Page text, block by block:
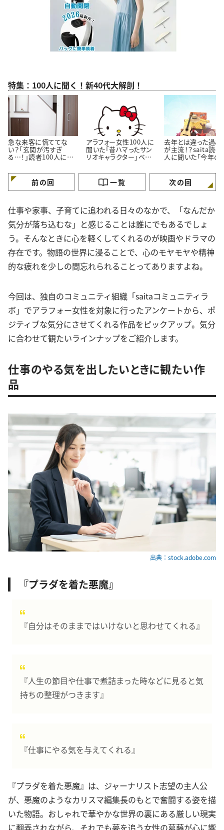
特集：100人に聞く！新40代大解剖！
急な来客に慌ててな
い？「玄関が汚すぎ
る…！」読者100人に聞
ておくコツ」3選
アラフォー女性100人に
聞いた「昔ハマったサン
リオキャラクター」ベス
ーがランクイン
去年とは違った過ご
が主流！？saita読
人に聞いた「今年の
前の回 一覧 次の回
仕事や家事、子育てに追われる日々のなかで、「なんだか
気分が落ち込むな」と感じることは誰にでもあるでしょ
う。そんなときに心を軽くしてくれるのが映画やドラマの
存在です。物語の世界に浸ることで、心のモヤモヤや精神
的な疲れを少しの間忘れられることってありますよね。
今回は、独自のコミュニティ組織「saitaコミュニティラ
ボ」でアラフォー女性を対象に行ったアンケートから、ポ
ジティブな気分にさせてくれる作品をピックアップ。気分
に合わせて観たいラインナップをご紹介します。
仕事のやる気を出したいときに観たい作
品
出典：stock.adobe.com
『プラダを着た悪魔』
『自分はそのままではいけないと思わせてくれる』
『人生の節目や仕事で煮詰まった時などに見ると気
持ちの整理がつきます』
『仕事にやる気を与えてくれる』
『プラダを着た悪魔』は、ジャーナリスト志望の主人公
が、悪魔のようなカリスマ編集長のもとで奮闘する姿を描
いた物語。おしゃれで華やかな世界の裏にある厳しい現実
に翻弄されながら、それでも夢を追う女性の葛藤が心に響